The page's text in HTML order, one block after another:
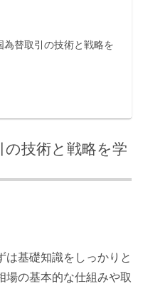
為替取引の技術と戦略を
の技術と戦略を学
は基礎知識をしっかりと
場の基本的な仕組みや取